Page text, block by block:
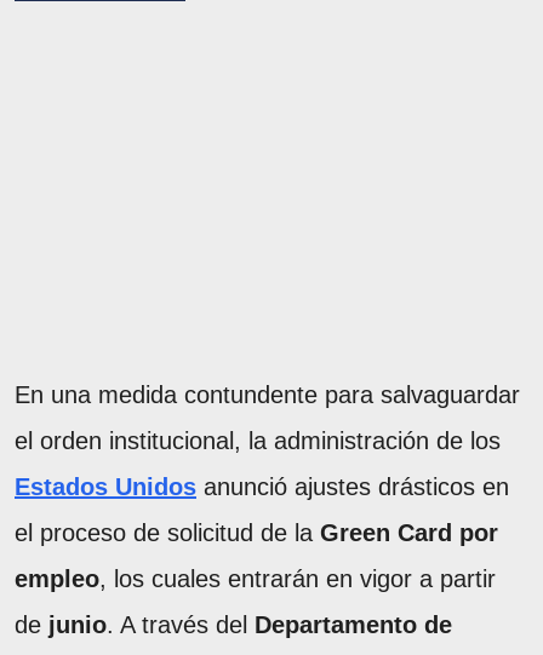
En una medida contundente para salvaguardar
el orden institucional, la administración de los
Estados Unidos anunció ajustes drásticos en
el proceso de solicitud de la Green Card por
empleo, los cuales entrarán en vigor a partir
de junio. A través del Departamento de